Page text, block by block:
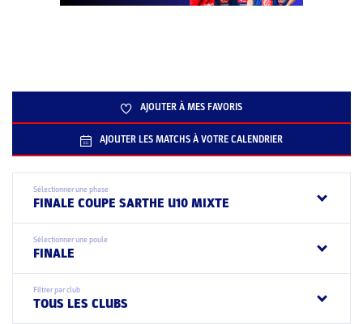
AJOUTER À MES FAVORIS
AJOUTER LES MATCHS À VOTRE CALENDRIER
Sélectionner une phase
FINALE COUPE SARTHE U10 MIXTE
Sélectionner une poule
FINALE
Filtrer par club
TOUS LES CLUBS